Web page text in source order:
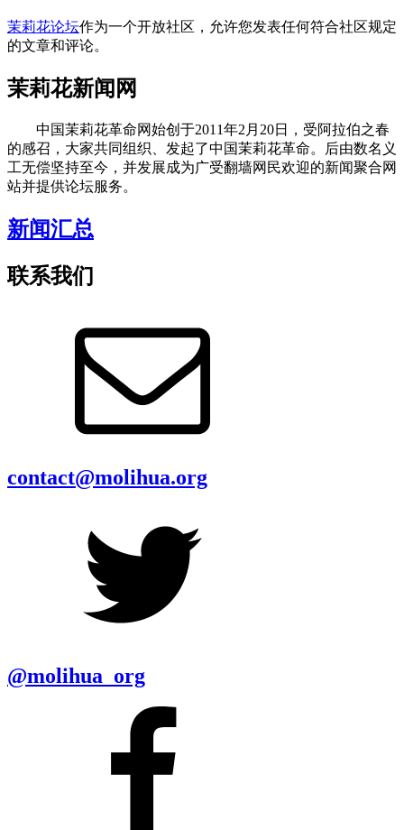
茉莉花论坛作为一个开放社区，允许您发表任何符合社区规定
的文章和评论。
茉莉花新闻网
中国茉莉花革命网始创于2011年2月20日，受阿拉伯之春
的感召，大家共同组织、发起了中国茉莉花革命。后由数名义
工无偿坚持至今，并发展成为广受翻墙网民欢迎的新闻聚合网
站并提供论坛服务。
新闻汇总
联系我们
contact@molihua.org
@molihua_org